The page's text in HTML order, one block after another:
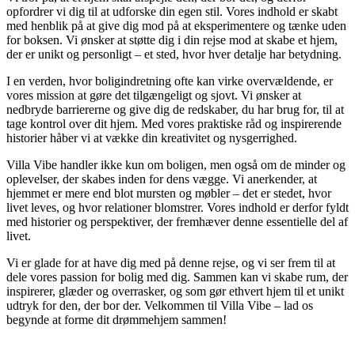
opfordrer vi dig til at udforske din egen stil. Vores indhold er skabt
med henblik på at give dig mod på at eksperimentere og tænke uden
for boksen. Vi ønsker at støtte dig i din rejse mod at skabe et hjem,
der er unikt og personligt – et sted, hvor hver detalje har betydning.
I en verden, hvor boligindretning ofte kan virke overvældende, er
vores mission at gøre det tilgængeligt og sjovt. Vi ønsker at
nedbryde barriererne og give dig de redskaber, du har brug for, til at
tage kontrol over dit hjem. Med vores praktiske råd og inspirerende
historier håber vi at vække din kreativitet og nysgerrighed.
Villa Vibe handler ikke kun om boligen, men også om de minder og
oplevelser, der skabes inden for dens vægge. Vi anerkender, at
hjemmet er mere end blot mursten og møbler – det er stedet, hvor
livet leves, og hvor relationer blomstrer. Vores indhold er derfor fyldt
med historier og perspektiver, der fremhæver denne essentielle del af
livet.
Vi er glade for at have dig med på denne rejse, og vi ser frem til at
dele vores passion for bolig med dig. Sammen kan vi skabe rum, der
inspirerer, glæder og overrasker, og som gør ethvert hjem til et unikt
udtryk for den, der bor der. Velkommen til Villa Vibe – lad os
begynde at forme dit drømmehjem sammen!